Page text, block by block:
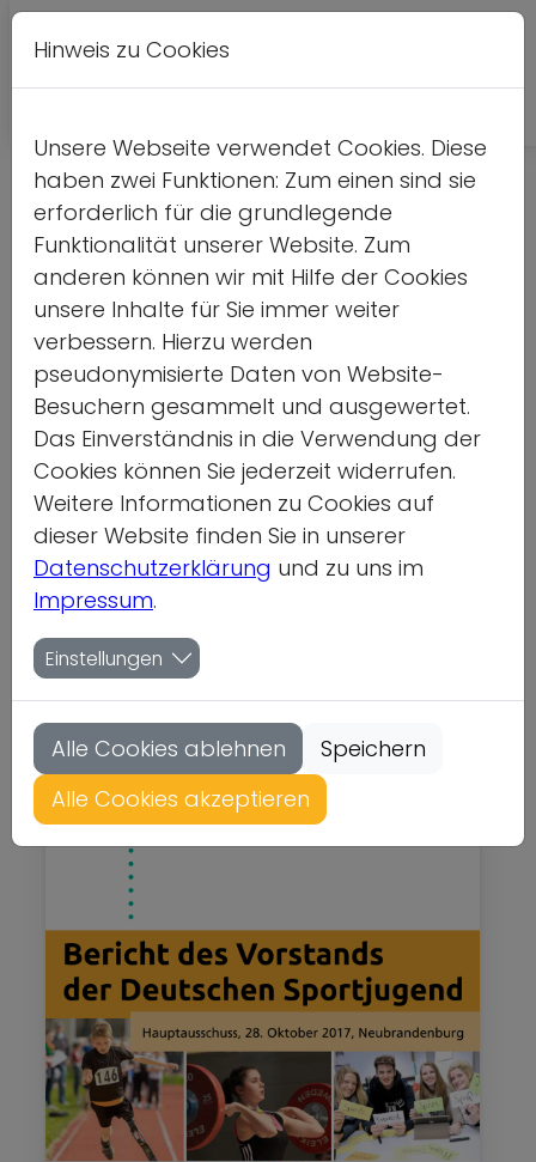
Leichte
Detailseite
Home
Vorlesen
Bericht des
Vorstandes der
Deutschen
Sportjugend 2017
dsj allgemein
Gewicht: 0kg
Status: nicht lieferbar
Hinweis zu Cookies
Unsere Webseite verwendet Cookies. Diese
haben zwei Funktionen: Zum einen sind sie
erforderlich für die grundlegende
Funktionalität unserer Website. Zum
anderen können wir mit Hilfe der Cookies
unsere Inhalte für Sie immer weiter
verbessern. Hierzu werden
pseudonymisierte Daten von Website-
Besuchern gesammelt und ausgewertet.
Das Einverständnis in die Verwendung der
Cookies können Sie jederzeit widerrufen.
Weitere Informationen zu Cookies auf
dieser Website finden Sie in unserer
Datenschutzerklärung und zu uns im
Impressum.
Einstellungen
Alle Cookies ablehnen
Speichern
Alle Cookies akzeptieren